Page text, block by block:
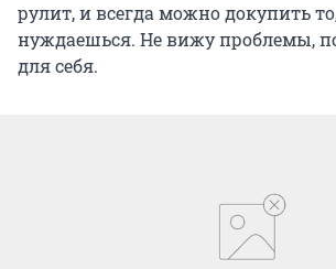
рулит, и всегда можно докупить
нуждаешься. Не вижу проблемы,
для себя.